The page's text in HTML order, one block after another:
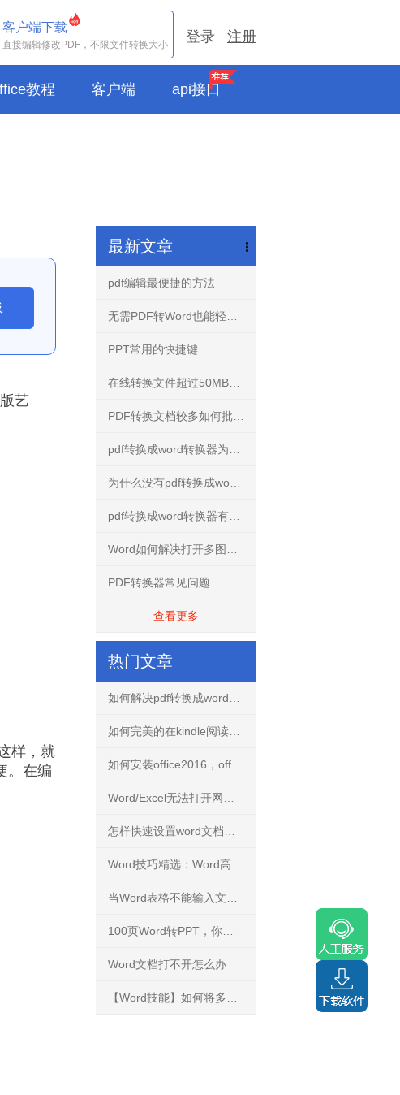
登录 注册
客户端下载
直接编辑修改PDF，不限文件转换大小
教程 客户端 api接口
艺
样，就
。在编
最新文章
pdf编辑最便捷的方法
PPT常用的快捷键
PDF转换器常见问题
查看更多
热门文章
Word文档打不开怎么办